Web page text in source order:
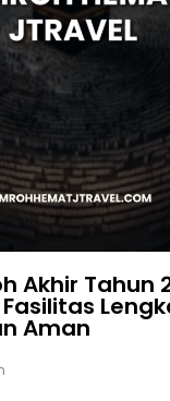
Akhir Tahun
Aman